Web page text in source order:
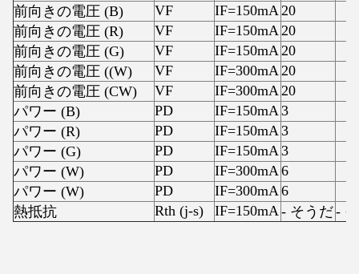
前向きの電圧 (B)
VF IF=150mA 20
前向きの電圧 (R)
VF IF=150mA 20
前向きの電圧 (G)
VF IF=150mA 20
前向きの電圧 ((W)
VF IF=300mA 20
前向きの電圧 (CW)
VF IF=300mA 20
パワー (B)
PD IF=150mA 3
パワー (R)
PD IF=150mA 3
パワー (G)
PD IF=150mA 3
パワー (W)
PD IF=300mA 6
パワー (W)
PD IF=300mA 6
熱抵抗
Rth (j-s) IF=150mA - そうだ-